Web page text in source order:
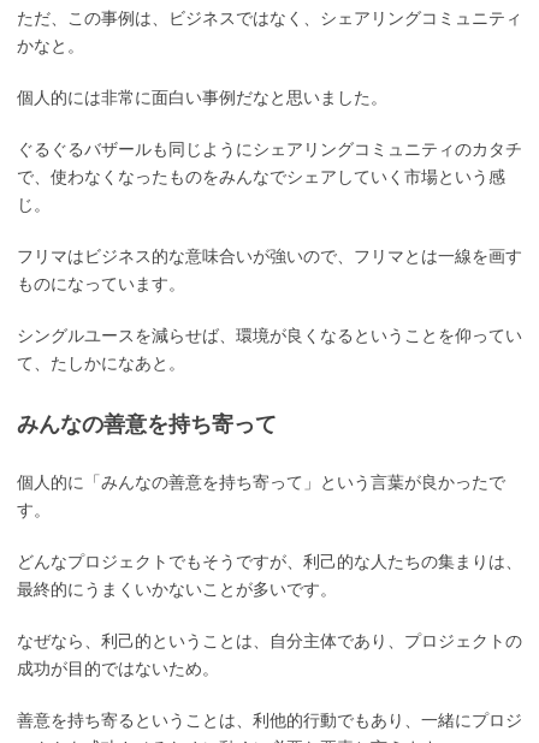
ただ、この事例は、ビジネスではなく、シェアリングコミュニティ
かなと。
個人的には非常に面白い事例だなと思いました。
ぐるぐるバザールも同じようにシェアリングコミュニティのカタチ
で、使わなくなったものをみんなでシェアしていく市場という感
じ。
フリマはビジネス的な意味合いが強いので、フリマとは一線を画す
ものになっています。
シングルユースを減らせば、環境が良くなるということを仰ってい
て、たしかになあと。
みんなの善意を持ち寄って
個人的に「みんなの善意を持ち寄って」という言葉が良かったで
す。
どんなプロジェクトでもそうですが、利己的な人たちの集まりは、
最終的にうまくいかないことが多いです。
なぜなら、利己的ということは、自分主体であり、プロジェクトの
成功が目的ではないため。
善意を持ち寄るということは、利他的行動でもあり、一緒にプロジ